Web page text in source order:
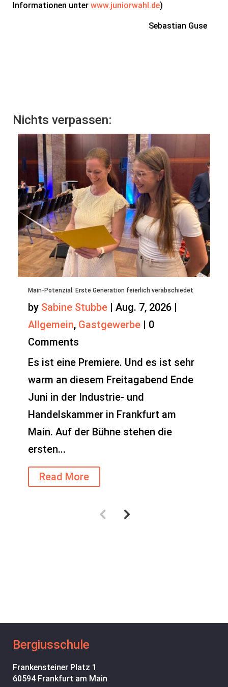
Informationen unter www.juniorwahl.de)
Sebastian Guse
Nichts verpassen:
Main-Potenzial: Erste Generation feierlich verabschiedet
by Sabine Stubbe | Aug. 7, 2026 |
Allgemein, Gastgewerbe | 0
Comments
Es ist eine Premiere. Und es ist sehr
warm an diesem Freitagabend Ende
Juni in der Industrie- und
Handelskammer in Frankfurt am
Main. Auf der Bühne stehen die
ersten...
Read More
Bergiusschule
Frankensteiner Platz 1
60594 Frankfurt am Main